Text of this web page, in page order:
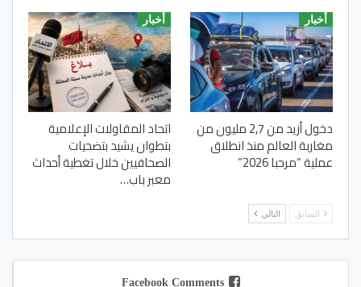
أخبار
دخول أزيد من 2,7 مليون من
مغاربة العالم منذ انطلاق
عملية “مرحبا 2026”
أخبار
اتحاد المقاولات الإعلامية
بتطوان يشيد بتضحيات
الصحافيين خلال تغطية أحداث
معبر باب…
السابق التالي
Facebook Comments